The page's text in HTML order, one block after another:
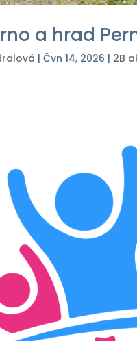
a hrad
|Čvn 14, 2026 | 2B